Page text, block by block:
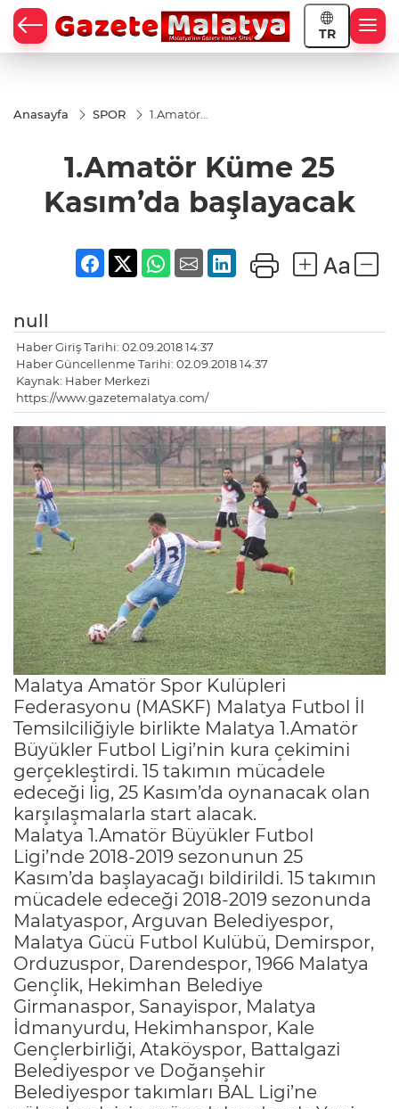
TR
Anasayfa SPOR
1.Amatör
başlayacak
1.Amatör Küme 25
Kasım’da başlayacak
null
Haber Giriş Tarihi: 02.09.2018 14:37
Haber Güncellenme Tarihi: 02.09.2018 14:37
Kaynak: Haber Merkezi
https://www.gazetemalatya.com/
Malatya Amatör Spor Kulüpleri
Federasyonu (MASKF) Malatya Futbol İl
Temsilciliğiyle birlikte Malatya 1.Amatör
Büyükler Futbol Ligi’nin kura çekimini
gerçekleştirdi. 15 takımın mücadele
edeceği lig, 25 Kasım’da oynanacak olan
karşılaşmalarla start alacak.
Malatya 1.Amatör Büyükler Futbol
Ligi’nde 2018-2019 sezonunun 25
Kasım’da başlayacağı bildirildi. 15 takımın
mücadele edeceği 2018-2019 sezonunda
Malatyaspor, Arguvan Belediyespor,
Malatya Gücü Futbol Kulübü, Demirspor,
Orduzuspor, Darendespor, 1966 Malatya
Gençlik, Hekimhan Belediye
Girmanaspor, Sanayispor, Malatya
İdmanyurdu, Hekimhanspor, Kale
Gençlerbirliği, Ataköyspor, Battalgazi
Belediyespor ve Doğanşehir
Belediyespor takımları BAL Ligi’ne